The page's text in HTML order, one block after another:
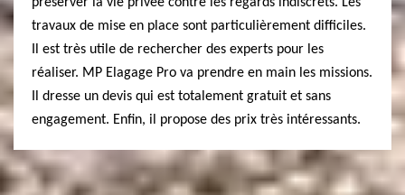
travaux de mise en place sont particulièrement difficiles.
Il est très utile de rechercher des experts pour les
réaliser. MP Elagage Pro va prendre en main les missions.
Il dresse un devis qui est totalement gratuit et sans
engagement. Enfin, il propose des prix très intéressants.